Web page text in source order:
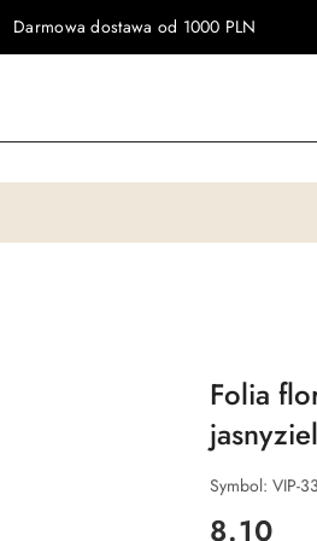
Darmowa dostawa od 1000 PLN
Folia
Symbol: VIP-
cena:
8.10